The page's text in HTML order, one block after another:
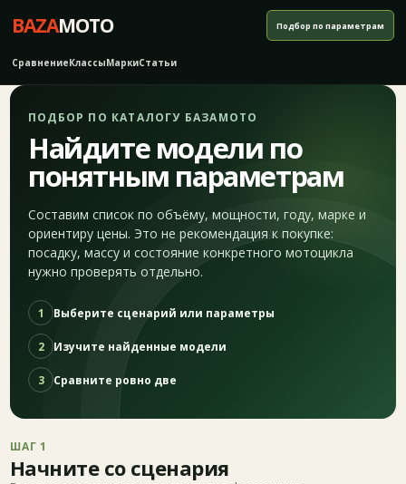
BAZAMOTO
СравнениеКлассыМаркиСтатьи
Подбор по параметрам
ПОДБОР ПО КАТАЛОГУ БАЗАМОТО
Найдите модели по
понятным параметрам
Составим список по объёму, мощности, году, марке и
ориентиру цены. Это не рекомендация к покупке:
посадку, массу и состояние конкретного мотоцикла
нужно проверять отдельно.
1 Выберите сценарий или параметры
2 Изучите найденные модели
3 Сравните ровно две
ШАГ 1
Начните со сценария